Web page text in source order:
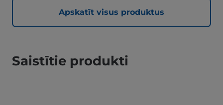
Apskatīt visus produktus
Saistītie produkti